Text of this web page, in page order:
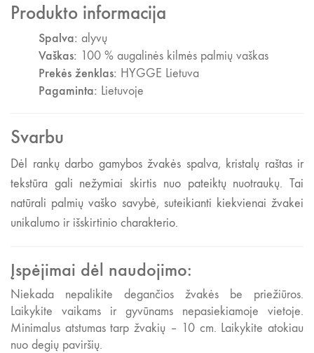
Produkto informacija
Spalva: alyvų
Vaškas: 100 % augalinės kilmės palmių vaškas
Prekės ženklas: HYGGE Lietuva
Pagaminta: Lietuvoje
Svarbu
Dėl rankų darbo gamybos žvakės spalva, kristalų raštas ir
tekstūra gali nežymiai skirtis nuo pateiktų nuotraukų. Tai
natūrali palmių vaško savybė, suteikianti kiekvienai žvakei
unikalumo ir išskirtinio charakterio.
Įspėjimai dėl naudojimo:
Niekada nepalikite degančios žvakės be priežiūros.
Laikykite vaikams ir gyvūnams nepasiekiamoje vietoje.
Minimalus atstumas tarp žvakių – 10 cm. Laikykite atokiau
nuo degių paviršių.